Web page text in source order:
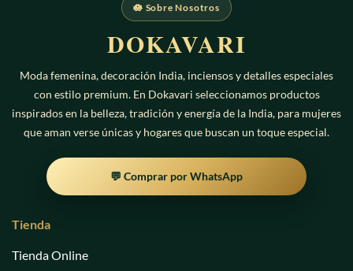
🪷 Sobre Nosotros
DOKAVARI
Moda femenina, decoración India, inciensos y detalles especiales
con estilo premium. En Dokavari seleccionamos productos
inspirados en la belleza, tradición y energía de la India, para mujeres
que aman verse únicas y hogares que buscan un toque especial.
💬 Comprar por WhatsApp
Tienda
Tienda Online